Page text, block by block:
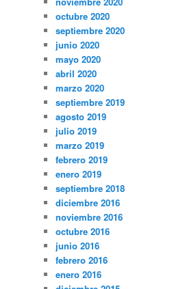
octubre 2020
septiembre 2020
junio 2020
mayo 2020
abril 2020
marzo 2020
septiembre 2019
agosto 2019
julio 2019
marzo 2019
febrero 2019
enero 2019
septiembre 2018
diciembre 2016
noviembre 2016
octubre 2016
junio 2016
febrero 2016
enero 2016